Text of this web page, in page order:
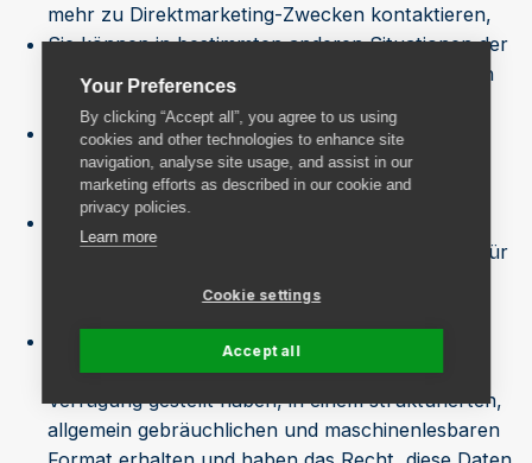
Your Preferences
By clicking “Accept all”, you agree to us using
cookies and other technologies to enhance site
navigation, analyse site usage, and assist in our
marketing efforts as described in our cookie and
privacy policies.
Learn more
Cookie settings
Accept all
mehr zu Direktmarketing-Zwecken kontaktieren,
Sie können in bestimmten anderen Situationen der
weiteren Verarbeitung Ihrer personenbezogenen
Sie können unsere Verarbeitung Ihrer
personenbezogenen Daten unter bestimmten
Umständen einschränken,
Sie können Einspruch gegen automatisierte
Entscheidungen erheben, die Rechtswirkungen für
Sie können die Sie betreffenden
personenbezogenen Daten, die Sie uns zur
Verfügung gestellt haben, in einem strukturierten,
allgemein gebräuchlichen und maschinenlesbaren